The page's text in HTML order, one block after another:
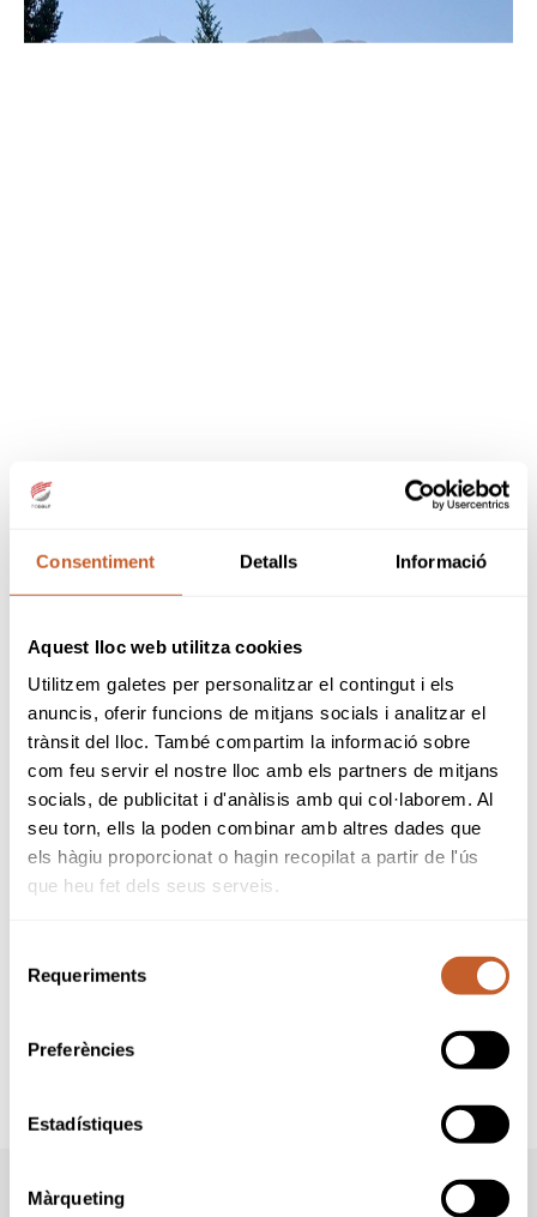
Consentiment Detalls Informació
Aquest lloc web utilitza cookies
Utilitzem galetes per personalitzar el contingut i els
anuncis, oferir funcions de mitjans socials i analitzar el
trànsit del lloc. També compartim la informació sobre
com feu servir el nostre lloc amb els partners de mitjans
socials, de publicitat i d'anàlisis amb qui col·laborem. Al
seu torn, ells la poden combinar amb altres dades que
els hàgiu proporcionat o hagin recopilat a partir de l'ús
que heu fet dels seus serveis.
Requeriments
Preferències
Estadístiques
Màrqueting
PARELLES ADMESES
PROFESSIONAL + PROFESIONAL
PROFESSIONAL + AMATEUR
PARELLES NO ADMESES
AMATEUR + AMATEUR
Prova per a jugadors Professionals amb
llicència per la RFEG o afiliats a alguna
El amateurs podràn participar si el seu
handicap es igual o inferior a 4,4* (9,9 per a
TERMES DE LA